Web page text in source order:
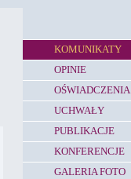
KOMUNIKATY
OPINIE
OŚWIADCZENIA
UCHWAŁY
PUBLIKACJE
KONFERENCJE
GALERIA FOTO